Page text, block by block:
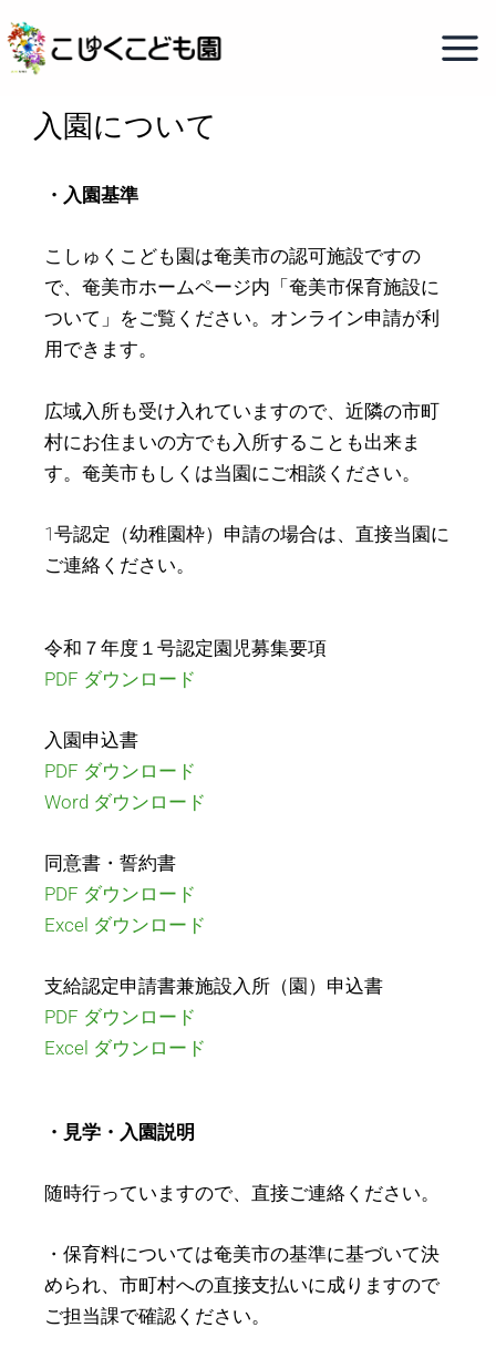
容
を
入園について
・入園基準
こしゅくこども園は奄美市の認可施設ですの
で、奄美市ホームページ内「奄美市保育施設に
ついて」をご覧ください。オンライン申請が利
用できます。
広域入所も受け入れていますので、近隣の市町
村にお住まいの方でも入所することも出来ま
す。奄美市もしくは当園にご相談ください。
1号認定（幼稚園枠）申請の場合は、直接当園に
ご連絡ください。
令和７年度１号認定園児募集要項
PDF ダウンロード
入園申込書
PDF ダウンロード
Word ダウンロード
同意書・誓約書
PDF ダウンロード
Excel ダウンロード
支給認定申請書兼施設入所（園）申込書
PDF ダウンロード
Excel ダウンロード
・見学・入園説明
随時行っていますので、直接ご連絡ください。
・保育料については奄美市の基準に基づいて決
められ、市町村への直接支払いに成りますので
ご担当課で確認ください。